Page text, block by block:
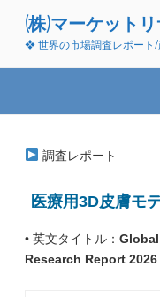
ン
(株)マーケット
❖ 世界の市場調査レポート
調査レポート
医療用3D皮膚モ
• 英文タイトル：
Research Report 2026